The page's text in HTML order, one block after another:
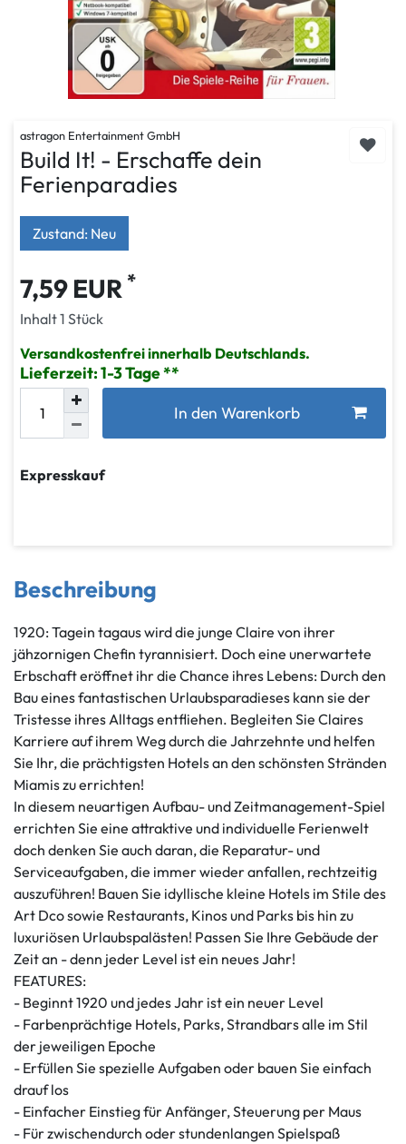
astragon Entertainment GmbH
Build It! - Erschaffe dein
Ferienparadies
Zustand: Neu
7,59 EUR *
Inhalt1 Stück
Versandkostenfrei innerhalb Deutschlands.
Lieferzeit: 1-3 Tage
In den Warenkorb
Expresskauf
Beschreibung
1920: Tagein tagaus wird die junge Claire von ihrer
jähzornigen Chefin tyrannisiert. Doch eine unerwartete
Erbschaft eröffnet ihr die Chance ihres Lebens: Durch den
Bau eines fantastischen Urlaubsparadieses kann sie der
Tristesse ihres Alltags entfliehen. Begleiten Sie Claires
Karriere auf ihrem Weg durch die Jahrzehnte und helfen
Sie Ihr, die prächtigsten Hotels an den schönsten Stränden
Miamis zu errichten!
In diesem neuartigen Aufbau- und Zeitmanagement-Spiel
errichten Sie eine attraktive und individuelle Ferienwelt
doch denken Sie auch daran, die Reparatur- und
Serviceaufgaben, die immer wieder anfallen, rechtzeitig
auszuführen! Bauen Sie idyllische kleine Hotels im Stile des
Art Dco sowie Restaurants, Kinos und Parks bis hin zu
luxuriösen Urlaubspalästen! Passen Sie Ihre Gebäude der
Zeit an - denn jeder Level ist ein neues Jahr!
FEATURES:
- Beginnt 1920 und jedes Jahr ist ein neuer Level
- Farbenprächtige Hotels, Parks, Strandbars alle im Stil
der jeweiligen Epoche
- Erfüllen Sie spezielle Aufgaben oder bauen Sie einfach
drauf los
- Einfacher Einstieg für Anfänger, Steuerung per Maus
- Für zwischendurch oder stundenlangen Spielspaß